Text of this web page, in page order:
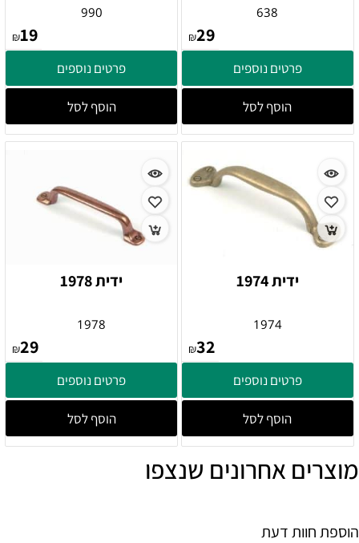
638
₪29
פרטים נוספים
הוסף לסל
990
₪19
פרטים נוספים
הוסף לסל
ידית 1974
1974
₪32
פרטים נוספים
הוסף לסל
ידית 1978
1978
₪29
פרטים נוספים
הוסף לסל
מוצרים אחרונים שנצפו
הוספת חוות דעת